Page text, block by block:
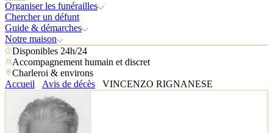
Organiser les funérailles
Chercher un défunt
Guide & démarches
Notre maison
Disponibles 24h/24
Accompagnement humain et discret
Charleroi & environs
Accueil
Avis de décès VINCENZO RIGNANESE